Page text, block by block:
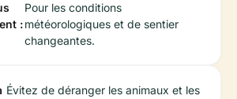
:
Pour les conditions
météorologiques et de sentier
changeantes.
Évitez de déranger les animaux et les